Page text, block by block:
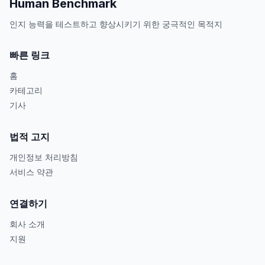
Human Benchmark
인지 능력을 테스트하고 향상시키기 위한 궁극적인 목적지
빠른 링크
홈
카테고리
기사
법적 고지
개인정보 처리방침
서비스 약관
연결하기
회사 소개
지원